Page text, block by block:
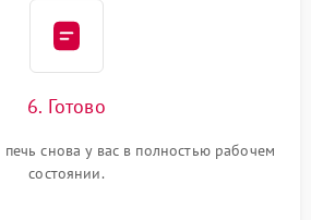
6. Готово
снова у вас в полностью рабочем
состоянии.